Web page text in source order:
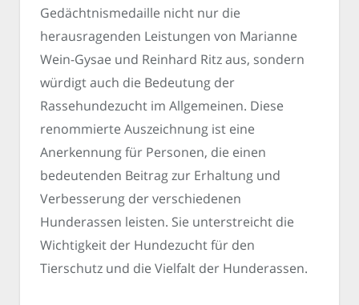
Gedächtnismedaille nicht nur die
herausragenden Leistungen von Marianne
Wein-Gysae und Reinhard Ritz aus, sondern
würdigt auch die Bedeutung der
Rassehundezucht im Allgemeinen. Diese
renommierte Auszeichnung ist eine
Anerkennung für Personen, die einen
bedeutenden Beitrag zur Erhaltung und
Verbesserung der verschiedenen
Hunderassen leisten. Sie unterstreicht die
Wichtigkeit der Hundezucht für den
Tierschutz und die Vielfalt der Hunderassen.